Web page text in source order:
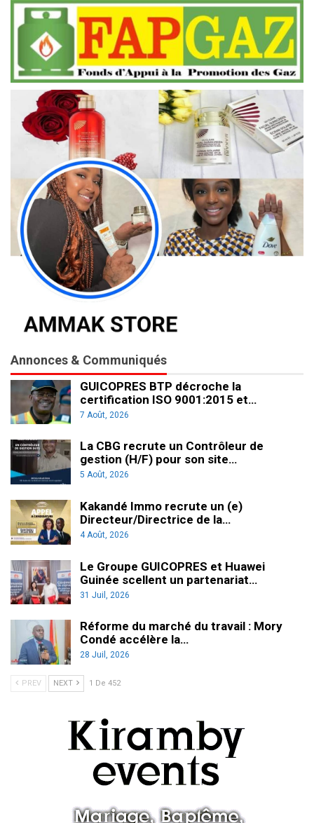
Annonces & Communiqués
GUICOPRES BTP décroche la
certification ISO 9001:2015 et…
7 Août, 2026
La CBG recrute un Contrôleur de
gestion (H/F) pour son site…
5 Août, 2026
Kakandé Immo recrute un (e)
Directeur/Directrice de la…
4 Août, 2026
Le Groupe GUICOPRES et Huawei
Guinée scellent un partenariat…
31 Juil, 2026
Réforme du marché du travail : Mory
Condé accélère la…
28 Juil, 2026
PREV NEXT 1 De 452